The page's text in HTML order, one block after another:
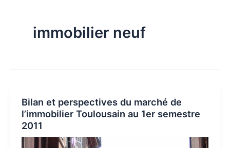
immobilier neuf
Bilan et perspectives du marché de
l’immobilier Toulousain au 1er semestre
2011